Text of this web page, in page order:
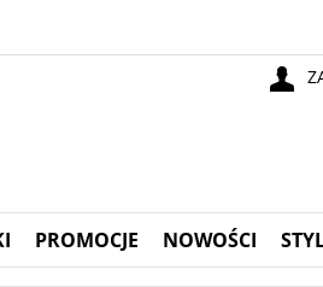
PROMOCJE NOWOŚCI